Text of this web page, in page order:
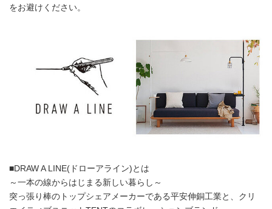
をお避けください。
■DRAW A LINE(ドローアライン)とは
～一本の線からはじまる新しい暮らし～
突っ張り棒のトップシェアメーカーである平安伸銅工業と、クリ